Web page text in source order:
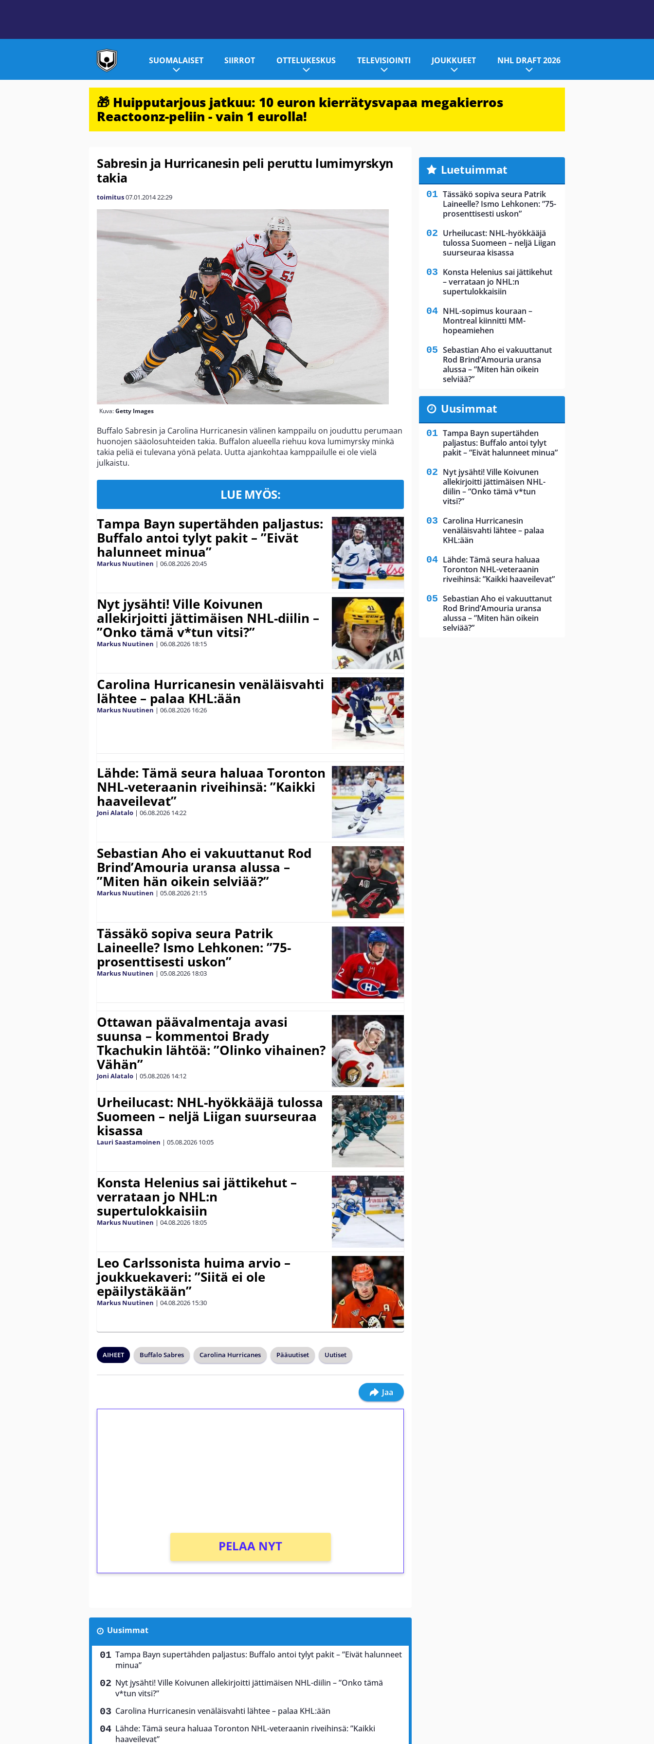
SUOMALAISET SIIRROT OTTELUKESKUS TELEVISIOINTI JOUKKUEET NHL DRAFT 2026
🎁 Huipputarjous jatkuu: 10 euron kierrätysvapaa megakierros
Reactoonz-peliin - vain 1 eurolla!
Sabresin ja Hurricanesin peli peruttu lumimyrskyn
takia
toimitus07.01.201422:29
Kuva:Getty Images
Buffalo Sabresin ja Carolina Hurricanesin välinen kamppailu on jouduttu perumaan
huonojen sääolosuhteiden takia. Buffalon alueella riehuu kova lumimyrsky minkä
takia peliä ei tulevana yönä pelata. Uutta ajankohtaa kamppailulle ei ole vielä
julkaistu.
LUE MYÖS:
Tampa Bayn supertähden paljastus:
Buffalo antoi tylyt pakit – ”Eivät
halunneet minua”
Markus Nuutinen | 06.08.202620:45
Nyt jysähti! Ville Koivunen
allekirjoitti jättimäisen NHL-diilin –
”Onko tämä v*tun vitsi?”
Markus Nuutinen | 06.08.2026 18:15
Carolina Hurricanesin venäläisvahti
lähtee – palaa KHL:ään
Markus Nuutinen | 06.08.2026 16:26
Lähde: Tämä seura haluaa Toronton
NHL-veteraanin riveihinsä: ”Kaikki
haaveilevat”
Joni Alatalo | 06.08.2026 14:22
Sebastian Aho ei vakuuttanut Rod
Brind’Amouria uransa alussa –
”Miten hän oikein selviää?”
Markus Nuutinen | 05.08.202621:15
Tässäkö sopiva seura Patrik
Laineelle? Ismo Lehkonen: ”75-
prosenttisesti uskon”
Markus Nuutinen | 05.08.2026 18:03
Ottawan päävalmentaja avasi
suunsa – kommentoi Brady
Tkachukin lähtöä: ”Olinko vihainen?
Vähän”
Joni Alatalo | 05.08.2026 14:12
Urheilucast: NHL-hyökkääjä tulossa
Suomeen – neljä Liigan suurseuraa
kisassa
Lauri Saastamoinen | 05.08.2026 10:05
Konsta Helenius sai jättikehut –
verrataan jo NHL:n
supertulokkaisiin
Markus Nuutinen | 04.08.2026 18:05
Leo Carlssonista huima arvio –
joukkuekaveri: ”Siitä ei ole
epäilystäkään”
Markus Nuutinen | 04.08.2026 15:30
AIHEET Buffalo Sabres Carolina Hurricanes Pääuutiset Uutiset
Jaa
PELAA NYT
Uusimmat
Tampa Bayn supertähden paljastus: Buffalo antoi tylyt pakit – ”Eivät halunneet
minua”
Nyt jysähti! Ville Koivunen allekirjoitti jättimäisen NHL-diilin – ”Onko tämä
v*tun vitsi?”
Carolina Hurricanesin venäläisvahti lähtee – palaa KHL:ään
Lähde: Tämä seura haluaa Toronton NHL-veteraanin riveihinsä: ”Kaikki
haaveilevat”
Luetuimmat
Tässäkö sopiva seura Patrik
Laineelle? Ismo Lehkonen: ”75-
prosenttisesti uskon”
Urheilucast: NHL-hyökkääjä
tulossa Suomeen – neljä Liigan
suurseuraa kisassa
Konsta Helenius sai jättikehut
– verrataan jo NHL:n
supertulokkaisiin
NHL-sopimus kouraan –
Montreal kiinnitti MM-
hopeamiehen
Sebastian Aho ei vakuuttanut
Rod Brind’Amouria uransa
alussa – ”Miten hän oikein
selviää?”
Uusimmat
Tampa Bayn supertähden
paljastus: Buffalo antoi tylyt
pakit – ”Eivät halunneet minua”
Nyt jysähti! Ville Koivunen
allekirjoitti jättimäisen NHL-
diilin – ”Onko tämä v*tun
vitsi?”
Carolina Hurricanesin
venäläisvahti lähtee – palaa
KHL:ään
Lähde: Tämä seura haluaa
Toronton NHL-veteraanin
riveihinsä: ”Kaikki haaveilevat”
Sebastian Aho ei vakuuttanut
Rod Brind’Amouria uransa
alussa – ”Miten hän oikein
selviää?”